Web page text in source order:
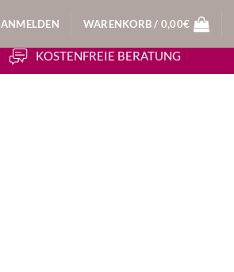
ANMELDEN WARENKORB / 0,00€
KOSTENFREIE BERATUNG